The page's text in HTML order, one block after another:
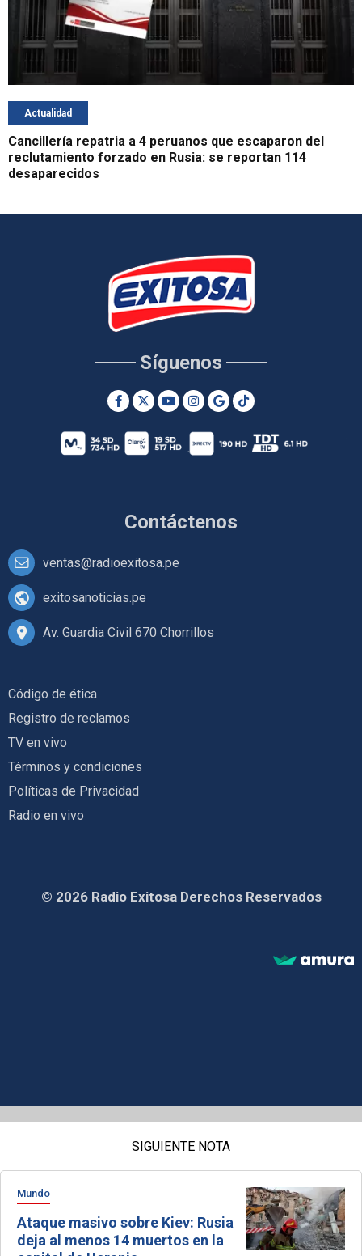
Actualidad
Cancillería repatria a 4 peruanos que escaparon del
reclutamiento forzado en Rusia: se reportan 114
desaparecidos
Contáctenos
ventas@radioexitosa.pe
exitosanoticias.pe
Av. Guardia Civil 670 Chorrillos
Síguenos
Código de ética
Registro de reclamos
TV en vivo
Términos y condiciones
Políticas de Privacidad
Radio en vivo
© 2026 Radio Exitosa Derechos Reservados
SIGUIENTE NOTA
Mundo
Ataque masivo sobre Kiev: Rusia
deja al menos 14 muertos en la